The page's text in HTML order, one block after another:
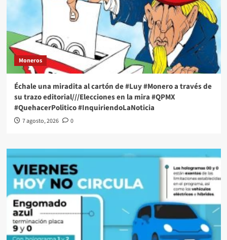
Moneros
Échale una miradita al cartón de #Luy #Monero a través de
su trazo editorial///Elecciones en la mira #QPMX
#QuehacerPolitico #InquiriendoLaNoticia
7 agosto, 2026 0